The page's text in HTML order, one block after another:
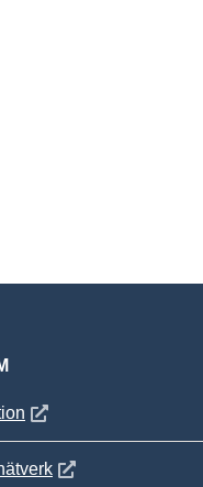
Öppnas i nytt fönster
Öppnas i nytt fönster